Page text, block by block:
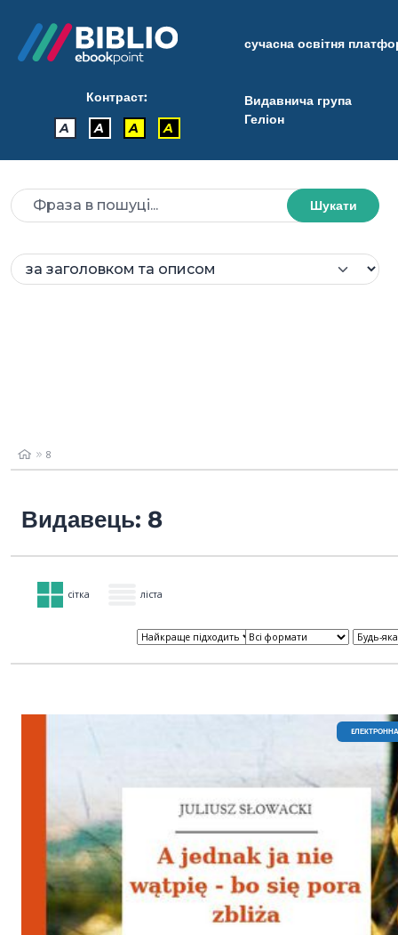
сучасна освітня
Контраст:
A
A A A
Видавнича група
Геліон
Шукати
8
Видавець: 8
сітка ліста